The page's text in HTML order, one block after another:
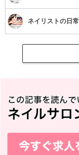
ネイリストの日常